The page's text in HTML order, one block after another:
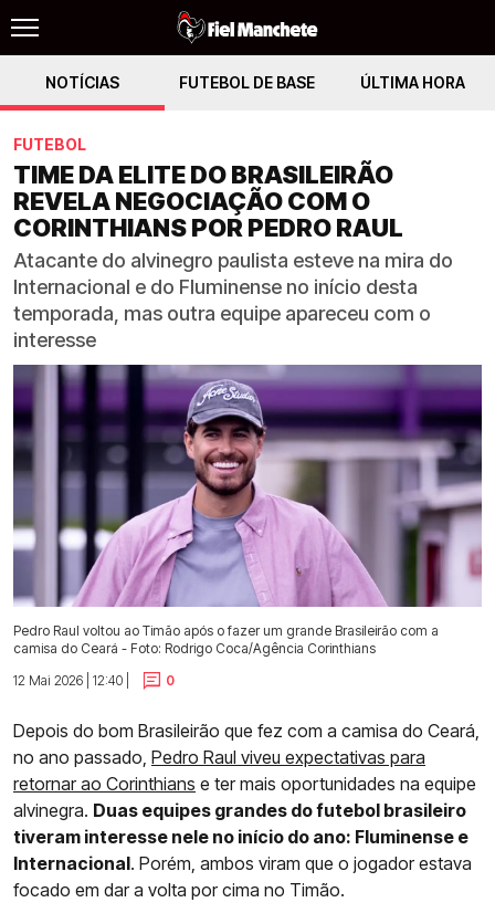
NOTÍCIAS FUTEBOL DE BASE ÚLTIMA HORA
FUTEBOL
TIME DA ELITE DO BRASILEIRÃO
REVELA NEGOCIAÇÃO COM O
CORINTHIANS POR PEDRO RAUL
Atacante do alvinegro paulista esteve na mira do
Internacional e do Fluminense no início desta
temporada, mas outra equipe apareceu com o
interesse
Pedro Raul voltou ao Timão após o fazer um grande Brasileirão com a
camisa do Ceará - Foto: Rodrigo Coca/Agência Corinthians
12 Mai 2026 | 12:40 |
0
Depois do bom Brasileirão que fez com a camisa do Ceará,
no ano passado, Pedro Raul viveu expectativas para
retornar ao Corinthians e ter mais oportunidades na equipe
alvinegra. Duas equipes grandes do futebol brasileiro
tiveram interesse nele no início do ano: Fluminense e
Internacional. Porém, ambos viram que o jogador estava
focado em dar a volta por cima no Timão.